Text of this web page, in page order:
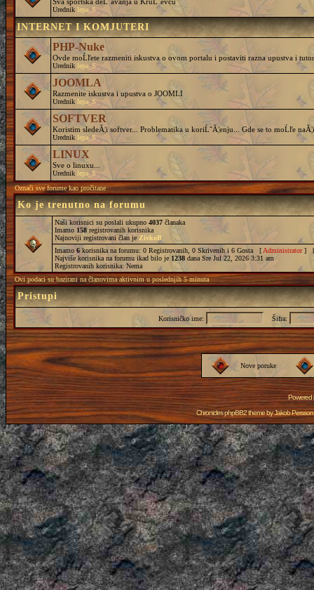
Urednik lepa_S
INTERNET I KOMJUTERI
PHP-Nuke
Ovde moĹľete razmeniti iskustva o ovom portalu i postaviti razna upustva i
Urednik lepa_S
JOOMLA
Razmenite iskustva i upustva o JOOMLI
Urednik lepa_S
SOFTVER
Koristim sledeĂ¦i softver... Problematika u koriĹˇĂ¦enju... Gde se to moĹľe
Urednik lepa_S
LINUX
Sve o linuxu...
Urednik lepa_S
Označi sve forume kao pročitane
Ko je trenutno na forumu
Naši korisnici su poslali ukupno 4037 članaka
Imamo 158 registrovanih korisnika
Najnoviji registrovani član je ZivkoB
Imamo 6 korisnika na forumu: 0 Registrovanih, 0 Skrivenih i 6 Gosta [ Administrator]
Najviše korisnika na forumu ikad bilo je 1238 dana Sre Jul 22, 2026 3:31 am
Registrovanih korisnika: Nema
Ovi podaci su bazirani na članovima aktivnim u poslednjih 5 minuta
Pristupi
Korisničko ime: Šifra:
Nove poruke
Powered
Chronicles phpBB2 theme byJakob Persson